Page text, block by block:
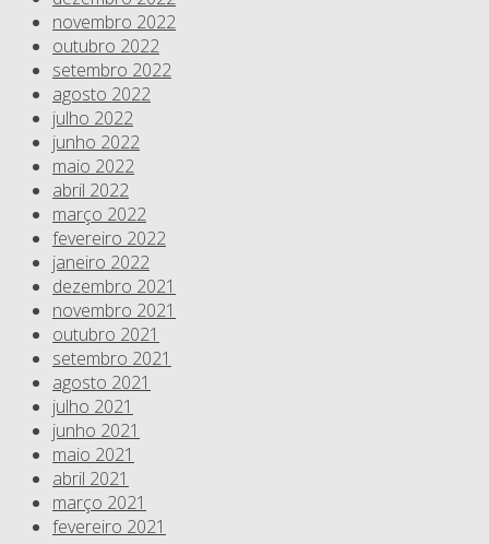
novembro 2022
outubro 2022
setembro 2022
agosto 2022
julho 2022
junho 2022
maio 2022
abril 2022
março 2022
fevereiro 2022
janeiro 2022
dezembro 2021
novembro 2021
outubro 2021
setembro 2021
agosto 2021
julho 2021
junho 2021
maio 2021
abril 2021
março 2021
fevereiro 2021